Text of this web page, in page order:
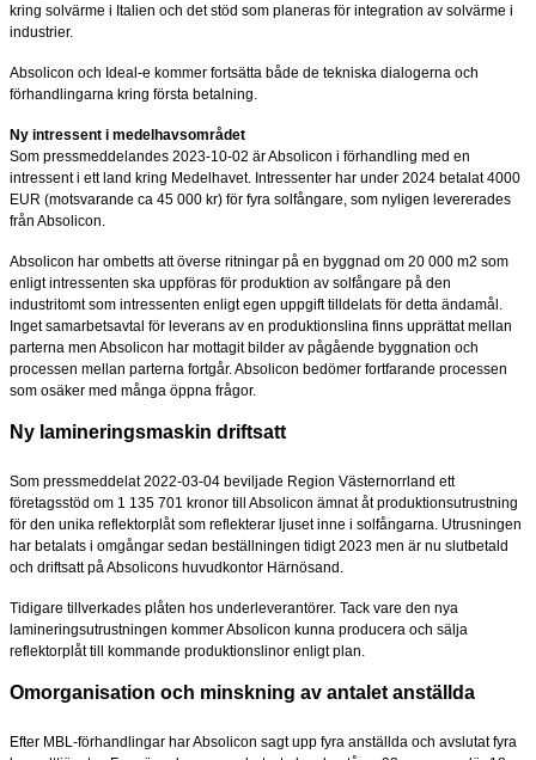
kring solvärme i Italien och det stöd som planeras för integration av solvärme i
industrier.
Absolicon och Ideal-e kommer fortsätta både de tekniska dialogerna och
förhandlingarna kring första betalning.
Ny intressent i medelhavsområdet
Som pressmeddelandes 2023-10-02 är Absolicon i förhandling med en
intressent i ett land kring Medelhavet. Intressenter har under 2024 betalat 4000
EUR (motsvarande ca 45 000 kr) för fyra solfångare, som nyligen levererades
från Absolicon.
Absolicon har ombetts att överse ritningar på en byggnad om 20 000 m2 som
enligt intressenten ska uppföras för produktion av solfångare på den
industritomt som intressenten enligt egen uppgift tilldelats för detta ändamål.
Inget samarbetsavtal för leverans av en produktionslina finns upprättat mellan
parterna men Absolicon har mottagit bilder av pågående byggnation och
processen mellan parterna fortgår. Absolicon bedömer fortfarande processen
som osäker med många öppna frågor.
Ny lamineringsmaskin driftsatt
Som pressmeddelat 2022-03-04 beviljade Region Västernorrland ett
företagsstöd om 1 135 701 kronor till Absolicon ämnat åt produktionsutrustning
för den unika reflektorplåt som reflekterar ljuset inne i solfångarna. Utrusningen
har betalats i omgångar sedan beställningen tidigt 2023 men är nu slutbetald
och driftsatt på Absolicons huvudkontor Härnösand.
Tidigare tillverkades plåten hos underleverantörer. Tack vare den nya
lamineringsutrustningen kommer Absolicon kunna producera och sälja
reflektorplåt till kommande produktionslinor enligt plan.
Omorganisation och minskning av antalet anställda
Efter MBL-förhandlingar har Absolicon sagt upp fyra anställda och avslutat fyra